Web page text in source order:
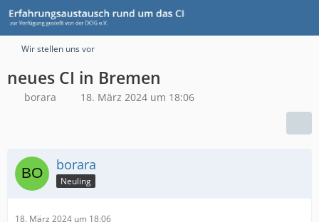
Wir stellen uns vor
neues CI in Bremen
borara 18. März 2024 um 18:06
borara
Neuling
18. März 2024 um 18:06